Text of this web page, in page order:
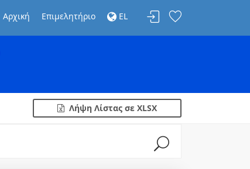
Αρχική Επιμελητήριο EL
Λήψη Λίστας σε XLSX